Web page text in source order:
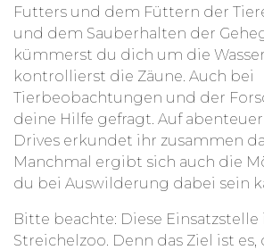
Futters und dem Füttern der
und dem Sauberhalten der
kümmerst du dich um die
kontrollierst die Zäune. Auch bei
Tierbeobachtungen und der
deine Hilfe gefragt. Auf
Drives erkundet ihr zusammen
Manchmal ergibt sich auch die
du bei Auswilderung dabei sein
Bitte beachte: Diese Einsatzstelle
Streichelzoo. Denn das Ziel ist